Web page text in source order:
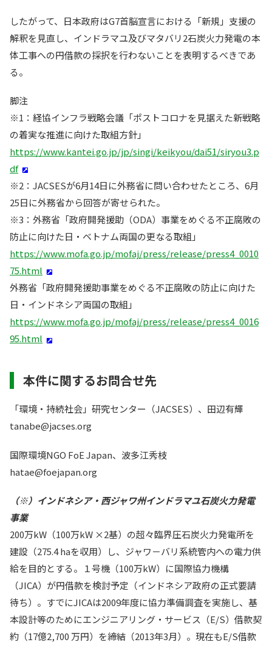
したがって、日本政府はG7首脳宣言における「新規」支援の
解釈を見直し、インドラマユ及びマタバリ2石炭火力発電の本
体工事への円借款の採択を行わないことを表明するべきであ
る。
脚注
※1：経協インフラ戦略会議「ポストコロナを見据えた新戦略
の着実な推進に向けた取組方針」
https://www.kantei.go.jp/jp/singi/keikyou/dai51/siryou3.p
df
※2：JACSESが6月14日に外務省に問い合わせたところ、6月
25日に外務省から回答が寄せられた。
※3：外務省「政府開発援助（ODA）事業をめぐる不正腐敗の
防止に向けた日・ベトナム両国の更なる取組」
https://www.mofa.go.jp/mofaj/press/release/press4_0010
75.html
外務省「政府開発援助事業をめぐる不正腐敗の防止に向けた
日・インドネシア両国の取組」
https://www.mofa.go.jp/mofaj/press/release/press4_0016
95.html
本件に関するお問合せ先
「環境・持続社会」研究センター（JACSES）、田辺有輝
tanabe@jacses.org
国際環境NGO FoE Japan、波多江秀枝
hatae@foejapan.org
（※）インドネシア・西ジャワ州インドラマユ石炭火力発電
事業
200万kW（100万kW ×2基）の超々臨界圧石炭火力発電所を
建設（275.4 haを収用）し、ジャワ－バリ系統管内への電力供
給を目的とする。１号機（100万kW）に国際協力機構
（JICA）が円借款を検討予定（インドネシア政府の正式要請
待ち）。すでにJICAは2009年度に協力準備調査を実施し、基
本設計等のためにエンジニアリング・サービス（E/S）借款契
約（17億2,700 万円）を締結（2013年3月）。現在もE/S借款